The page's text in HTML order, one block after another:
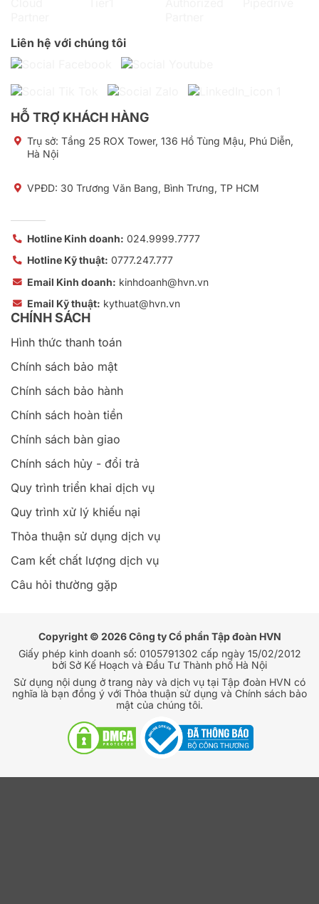
Liên hệ với chúng tôi
HỖ TRỢ KHÁCH HÀNG
Trụ sở: Tầng 25 ROX Tower, 136 Hồ Tùng Mậu, Phú Diễn,
Hà Nội
VPĐD: 30 Trương Văn Bang, Bình Trưng, TP HCM
Hotline Kinh doanh: 024.9999.7777
Hotline Kỹ thuật: 0777.247.777
Email Kinh doanh: kinhdoanh@hvn.vn
Email Kỹ thuật: kythuat@hvn.vn
CHÍNH SÁCH
Hình thức thanh toán
Chính sách bảo mật
Chính sách bảo hành
Chính sách hoàn tiền
Chính sách bàn giao
Chính sách hủy - đổi trả
Quy trình triển khai dịch vụ
Quy trình xử lý khiếu nại
Thỏa thuận sử dụng dịch vụ
Cam kết chất lượng dịch vụ
Câu hỏi thường gặp
Copyright © 2026 Công ty Cổ phần Tập đoàn HVN
Giấy phép kinh doanh số: 0105791302 cấp ngày 15/02/2012
bởi Sở Kế Hoạch và Đầu Tư Thành phố Hà Nội
Sử dụng nội dung ở trang này và dịch vụ tại Tập đoàn HVN có
nghĩa là bạn đồng ý với Thỏa thuận sử dụng và Chính sách bảo
mật của chúng tôi.